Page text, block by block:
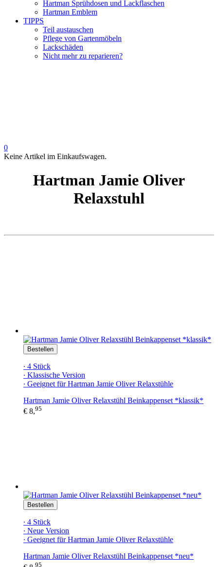
Hartman Sprühdosen und Lackflaschen
Hartman Emblem
TIPPS
Teil austauschen
Pflege von Gartenmöbeln
Lackschäden
Nicht mehr zu reparieren?
0
Keine Artikel im Einkaufswagen.
Hartman Jamie Oliver
Relaxstuhl
Bestellen
∙ 4 Stück
∙ Klassische Version
∙ Geeignet für Hartman Jamie Oliver Relaxstühle
Hartman Jamie Oliver Relaxstühl Beinkappenset *klassik*
€ 8,95
Bestellen
∙ 4 Stück
∙ Neue Version
∙ Geeignet für Hartman Jamie Oliver Relaxstühle
Hartman Jamie Oliver Relaxstühl Beinkappenset *neu*
95